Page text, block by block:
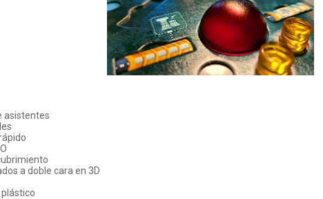
asistentes
a doble cara en 3D